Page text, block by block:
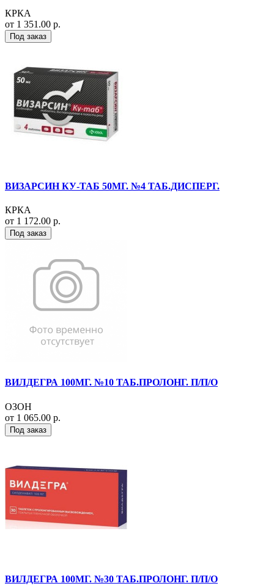
КРКА
от 1 351.00 р.
Под заказ
ВИЗАРСИН КУ-ТАБ 50МГ. №4 ТАБ.ДИСПЕРГ.
КРКА
от 1 172.00 р.
Под заказ
ВИЛДЕГРА 100МГ. №10 ТАБ.ПРОЛОНГ. П/П/О
ОЗОН
от 1 065.00 р.
Под заказ
ВИЛДЕГРА 100МГ. №30 ТАБ.ПРОЛОНГ. П/П/О